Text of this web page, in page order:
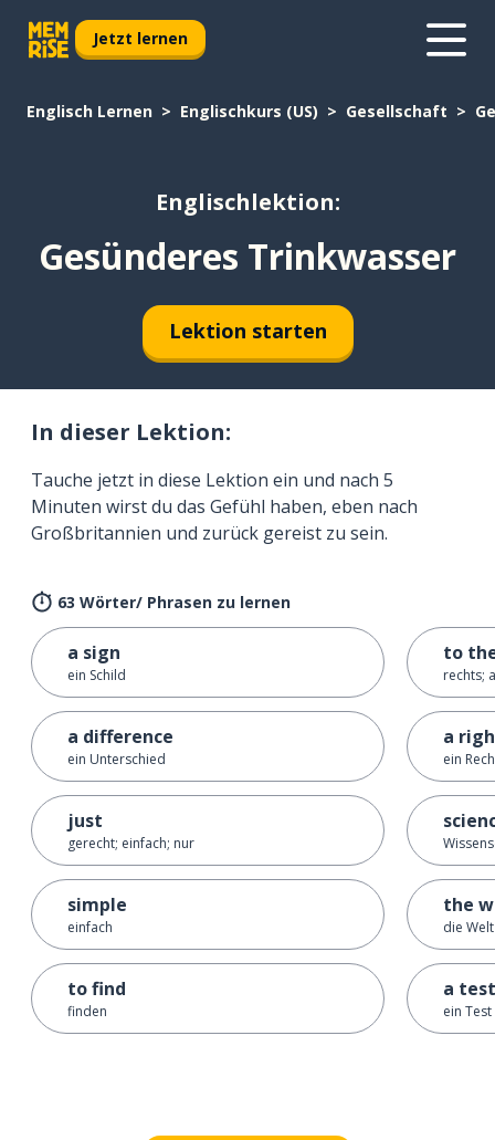
Jetzt lernen
Englisch Lernen Englischkurs (US) Gesellschaft
Englischlektion:
Gesünderes Trinkwasser
Lektion starten
In dieser Lektion:
Tauche jetzt in diese Lektion ein und nach 5
Minuten wirst du das Gefühl haben, eben nach
Großbritannien und zurück gereist zu sein.
63 Wörter/ Phrasen zu lernen
a sign
ein Schild
a difference
ein Unterschied
just
gerecht; einfach; nur
simple
einfach
to find
finden
to
rechts;
a
ein
the
die Welt
a test
ein Test